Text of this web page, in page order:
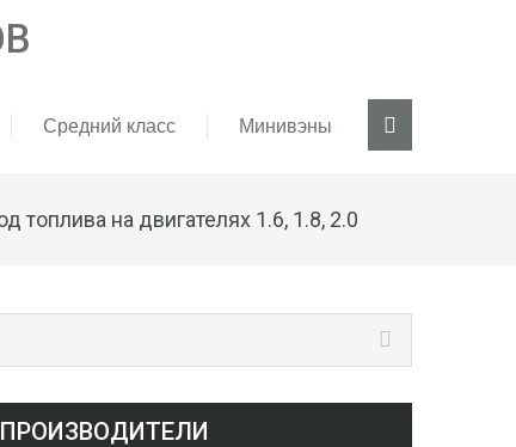
Средний класс Минивэны
топлива на двигателях 1.6, 1.8, 2.0
ПРОИЗВОДИТЕЛИ